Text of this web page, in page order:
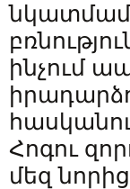
ինչում
Հոգու
մեզ